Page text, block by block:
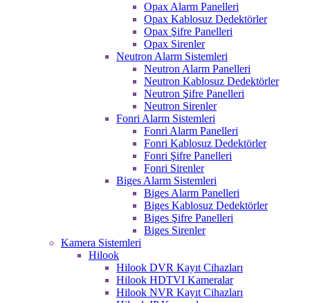
Opax Alarm Panelleri
Opax Kablosuz Dedektörler
Opax Şifre Panelleri
Opax Sirenler
Neutron Alarm Sistemleri
Neutron Alarm Panelleri
Neutron Kablosuz Dedektörler
Neutron Şifre Panelleri
Neutron Sirenler
Fonri Alarm Sistemleri
Fonri Alarm Panelleri
Fonri Kablosuz Dedektörler
Fonri Şifre Panelleri
Fonri Sirenler
Biges Alarm Sistemleri
Biges Alarm Panelleri
Biges Kablosuz Dedektörler
Biges Şifre Panelleri
Biges Sirenler
Kamera Sistemleri
Hilook
Hilook DVR Kayıt Cihazları
Hilook HDTVI Kameralar
Hilook NVR Kayıt Cihazları